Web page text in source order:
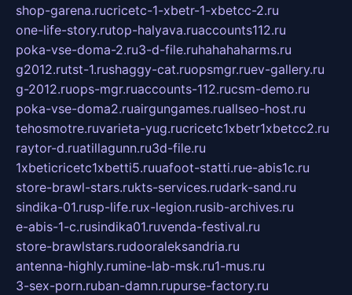
shop-garena.rucricetc-1-xbetr-1-xbetcc-2.ru
one-life-story.rutop-halyava.ruaccounts112.ru
poka-vse-doma-2.ru3-d-file.ruhahahaharms.ru
g2012.rutst-1.rushaggy-cat.ruopsmgr.ruev-gallery.ru
g-2012.ruops-mgr.ruaccounts-112.rucsm-demo.ru
poka-vse-doma2.ruairgungames.ruallseo-host.ru
tehosmotre.ruvarieta-yug.rucricetc1xbetr1xbetcc2.ru
raytor-d.ruatillagunn.ru3d-file.ru
1xbeticricetc1xbetti5.ruuafoot-statti.rue-abis1c.ru
store-brawl-stars.rukts-services.rudark-sand.ru
sindika-01.rusp-life.rux-legion.rusib-archives.ru
e-abis-1-c.rusindika01.ruvenda-festival.ru
store-brawlstars.rudooraleksandria.ru
antenna-highly.rumine-lab-msk.ru1-mus.ru
3-sex-porn.ruban-damn.rupurse-factory.ru